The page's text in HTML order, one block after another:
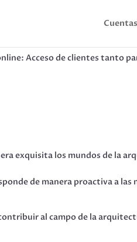
Cuentas
Acceso de clientes tanto
exquisita los mundos de la
de manera proactiva a las
al campo de la